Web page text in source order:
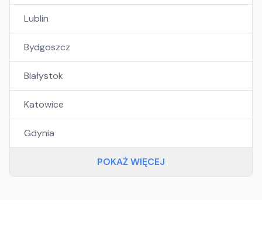
Lublin
Bydgoszcz
Białystok
Katowice
Gdynia
POKAŻ WIĘCEJ